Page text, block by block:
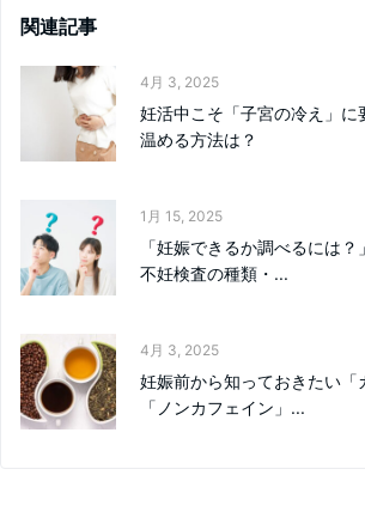
関連記事
4月 3, 2025
妊活中こそ「子宮の冷え」
温める方法は？
1月 15, 2025
「妊娠できるか調べるには
不妊検査の種類・...
4月 3, 2025
妊娠前から知っておきたい「
「ノンカフェイン」...